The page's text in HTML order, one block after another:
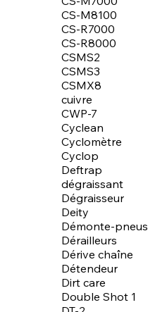
CS-M8100
CS-R7000
CS-R8000
CSMS2
CSMS3
CSMX8
cuivre
CWP-7
Cyclean
Cyclomètre
Cyclop
Deftrap
dégraissant
Dégraisseur
Deity
Démonte-pneus
Dérailleurs
Dérive chaîne
Détendeur
Dirt care
Double Shot 1